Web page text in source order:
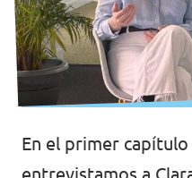
En el primer